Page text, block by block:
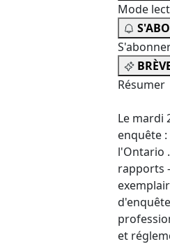
Mode
Résumer
Le mardi
enquête
l'Ontario
rapports
et